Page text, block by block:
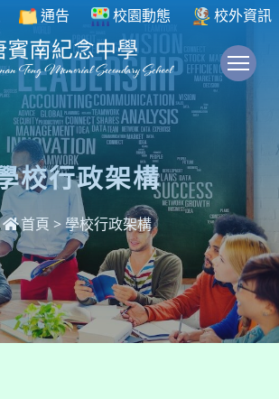
通告 校園動態 校外資訊
校行政架構
首頁 > 學校行政架構